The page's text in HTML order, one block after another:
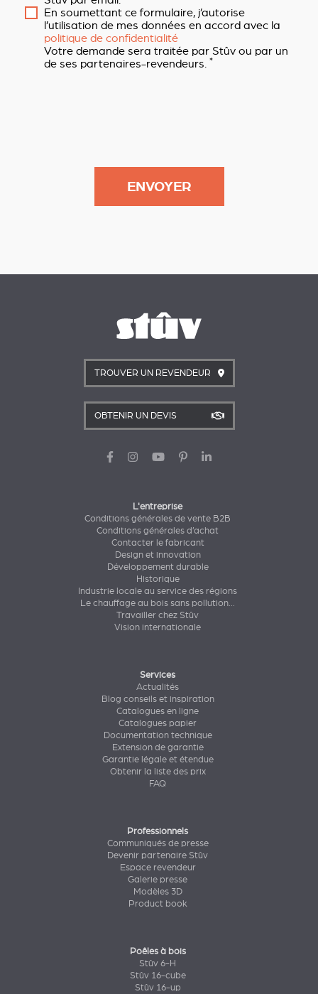
En soumettant ce formulaire, j’autorise
l’utilisation de mes données en accord avec la
politique de confidentialité
Votre demande sera traitée par Stûv ou par un
de ses partenaires-revendeurs. *
TROUVER UN REVENDEUR
OBTENIR UN DEVIS
L'entreprise
Conditions générales de vente B2B
Conditions générales d’achat
Contacter le fabricant
Design et innovation
Développement durable
Historique
Industrie locale au service des régions
Le chauffage au bois sans pollution...
Travailler chez Stûv
Vision internationale
Services
Actualités
Blog conseils et inspiration
Catalogues en ligne
Catalogues papier
Documentation technique
Extension de garantie
Garantie légale et étendue
Obtenir la liste des prix
FAQ
Professionnels
Communiqués de presse
Devenir partenaire Stûv
Espace revendeur
Galerie presse
Modèles 3D
Product book
Poêles à bois
Stûv 6-H
Stûv 16-cube
Stûv 16-up